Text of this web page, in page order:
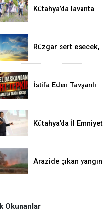
Kütahya’da lavanta
Rüzgar sert esecek,
İstifa Eden Tavşanlı
Sert Tepki
Kütahya’da İl Emniyet
etkili iletişim eğitimi
Arazide çıkan yangın
Okunanlar